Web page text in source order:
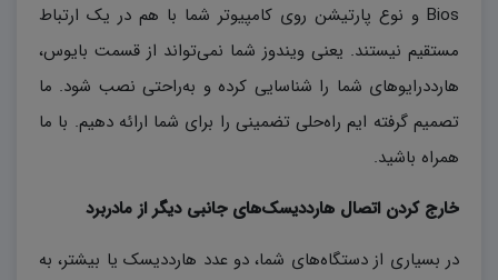
Bios و نوع پارتیشن روی کامپیوتر شما با هم در یک ارتباط
مستقیم نیستند. یعنی ویندوز شما نمی‌تواند از قسمت بایوس،
هارددرایوهای شما را شناسایی کرده و به‌راحتی نصب شود. ما
تصمیم گرفته ایم راه‌حلی تضمینی را برای شما ارائه دهیم. با ما
همراه باشید.
خارج کردن اتصال هارددیسک‌هایجانبی دیگر از مادربرد
در بسیاری از دستگاه‌های شما، دو عدد هارددیسک یا بیشتر، به